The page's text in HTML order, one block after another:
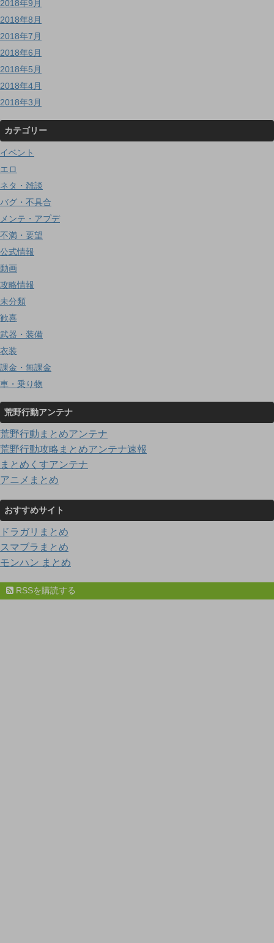
2018年9月
2018年8月
2018年7月
2018年6月
2018年5月
2018年4月
2018年3月
カテゴリー
イベント
エロ
ネタ・雑談
バグ・不具合
メンテ・アプデ
不満・要望
公式情報
動画
攻略情報
未分類
歓喜
武器・装備
衣装
課金・無課金
車・乗り物
荒野行動アンテナ
荒野行動まとめアンテナ
荒野行動攻略まとめアンテナ速報
まとめくすアンテナ
アニメまとめ
おすすめサイト
ドラガリまとめ
スマブラまとめ
モンハン まとめ
RSSを購読する